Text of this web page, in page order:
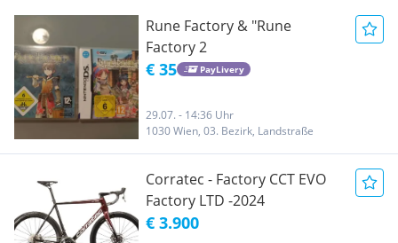
Rune Factory & "Rune
Factory 2
€ 35 PayLivery
29.07. - 14:36 Uhr
1030 Wien, 03. Bezirk, Landstraße
Corratec - Factory CCT EVO
Factory LTD -2024
€ 3.900